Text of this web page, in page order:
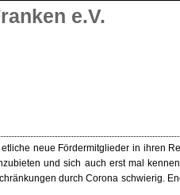
e.V.
neue Fördermitglieder in ihren
und sich auch erst mal
durch Corona schwierig.